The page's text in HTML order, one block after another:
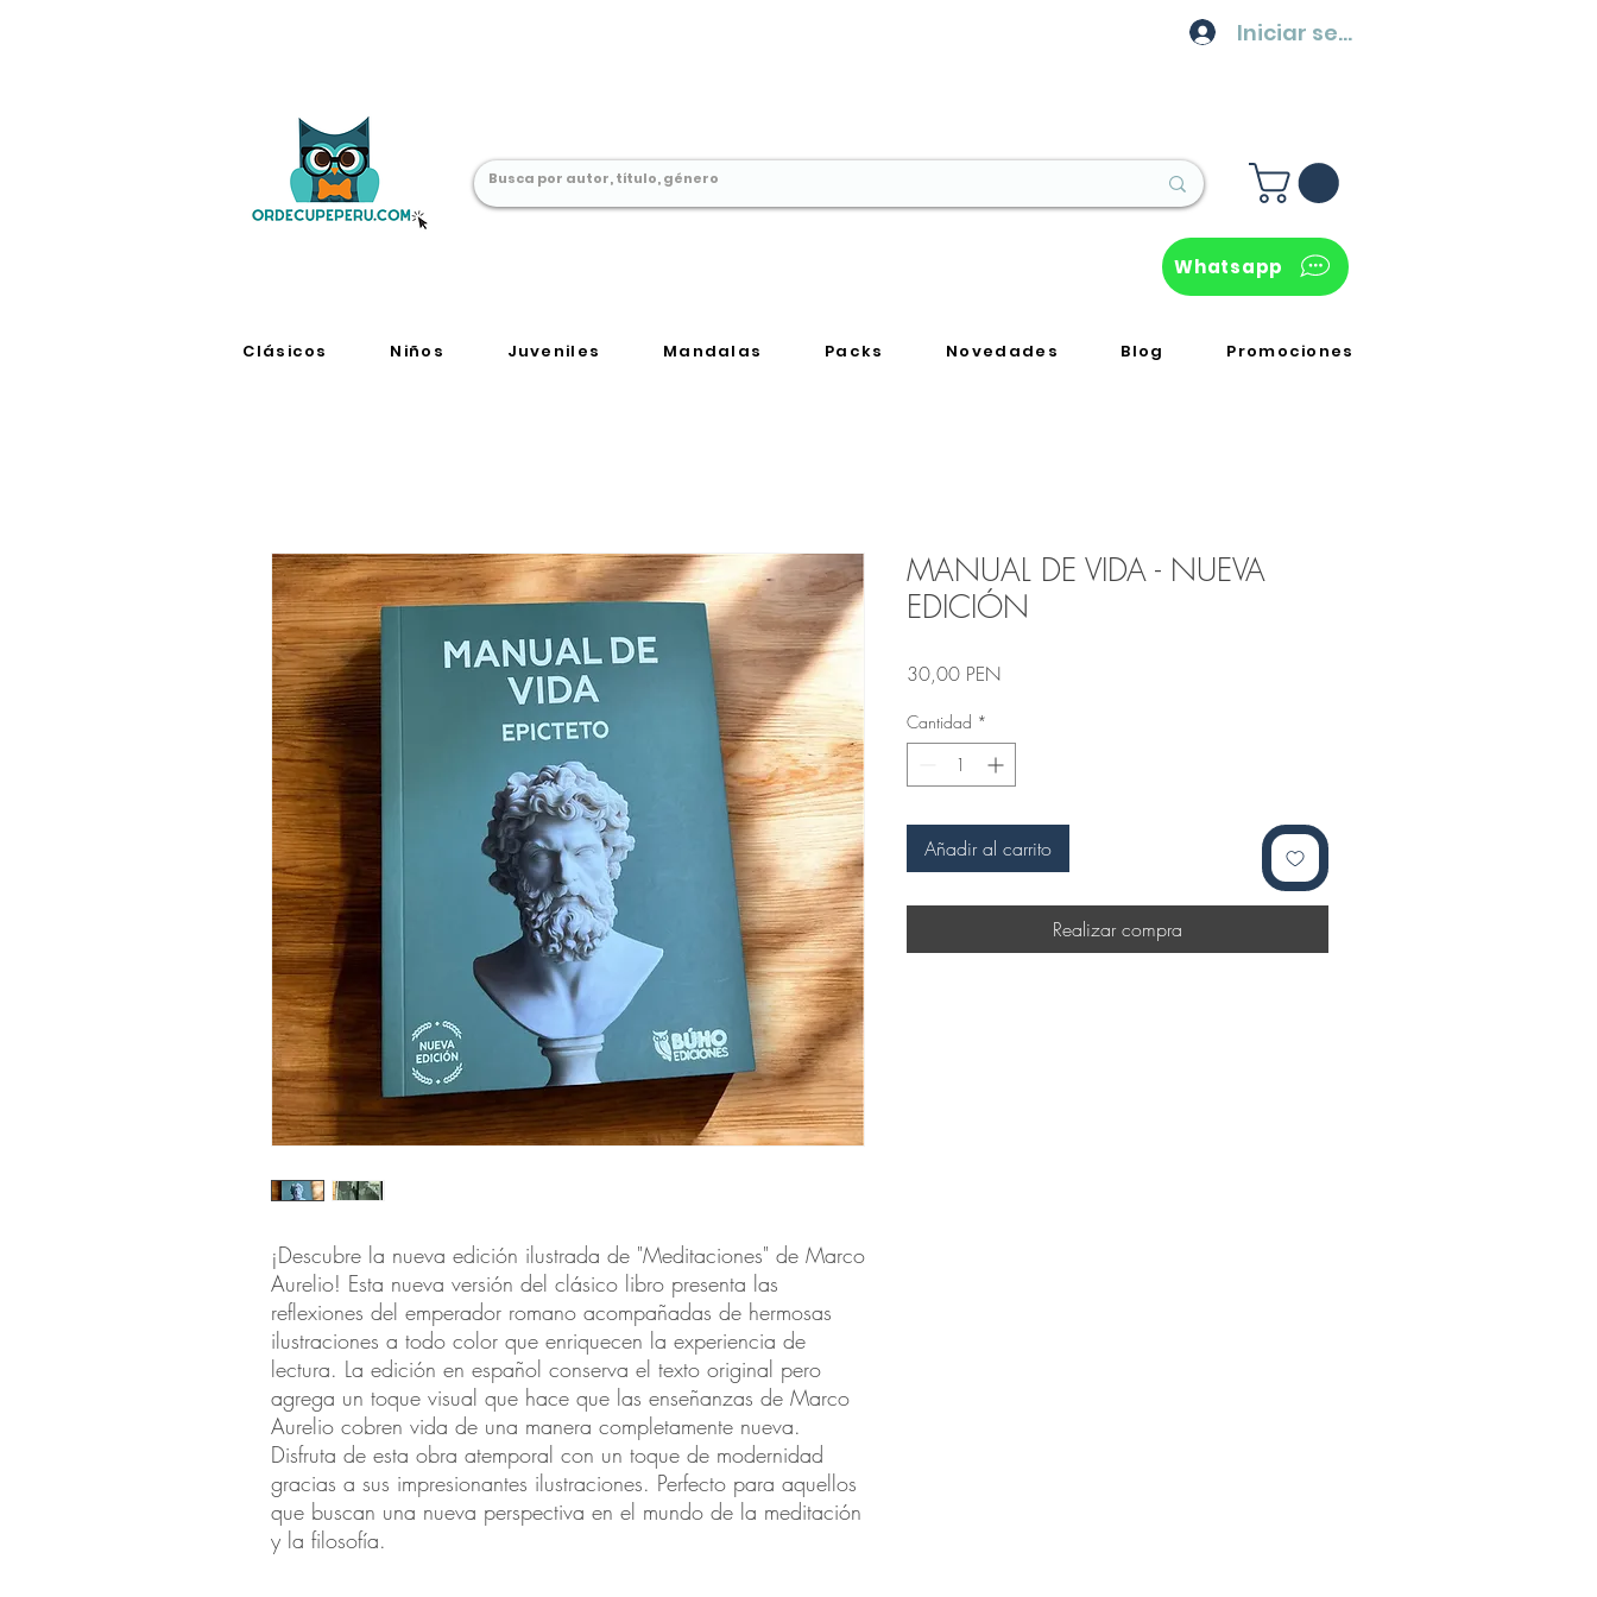
Iniciar sesión
Whatsapp
Clásicos Niños Juveniles Mandalas Packs Novedades Blog Promociones
¡Descubre la nueva edición ilustrada de "Meditaciones" de Marco
Aurelio! Esta nueva versión del clásico libro presenta las
reflexiones del emperador romano acompañadas de hermosas
ilustraciones a todo color que enriquecen la experiencia de
lectura. La edición en español conserva el texto original pero
agrega un toque visual que hace que las enseñanzas de Marco
Aurelio cobren vida de una manera completamente nueva.
Disfruta de esta obra atemporal con un toque de modernidad
gracias a sus impresionantes ilustraciones. Perfecto para aquellos
que buscan una nueva perspectiva en el mundo de la meditación
y la filosofía.
MANUAL DE VIDA - NUEVA
EDICIÓN
30,00 PENPrecio
Cantidad *
Añadir al carrito
Realizar compra